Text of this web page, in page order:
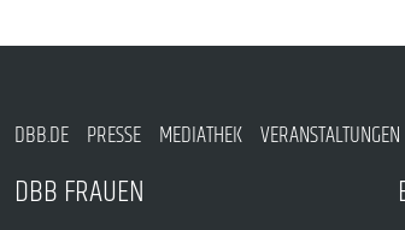
DBB.DE PRESSE MEDIATHEK VERANSTALTUNGEN
DBB FRAUEN